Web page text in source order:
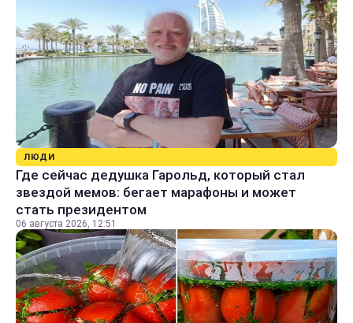
ЛЮДИ
Где сейчас дедушка Гарольд, который стал
звездой мемов: бегает марафоны и может
стать президентом
06 августа 2026, 12:51